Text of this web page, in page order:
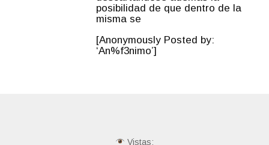
posibilidad de que dentro de la
misma se
[Anonymously Posted by:
‘An%f3nimo’]
Vistas: